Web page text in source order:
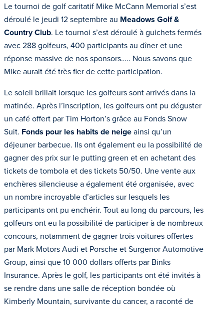
Le tournoi de golf caritatif Mike McCann Memorial s’est
déroulé le jeudi 12 septembre au Meadows Golf &
Country Club. Le tournoi s’est déroulé à guichets fermés
avec 288 golfeurs, 400 participants au dîner et une
réponse massive de nos sponsors….. Nous savons que
Mike aurait été très fier de cette participation.
Le soleil brillait lorsque les golfeurs sont arrivés dans la
matinée. Après l’inscription, les golfeurs ont pu déguster
un café offert par Tim Horton’s grâce au Fonds Snow
Suit. Fonds pour les habits de neigeainsi qu’un
déjeuner barbecue. Ils ont également eu la possibilité de
gagner des prix sur le putting green et en achetant des
tickets de tombola et des tickets 50/50. Une vente aux
enchères silencieuse a également été organisée, avec
un nombre incroyable d’articles sur lesquels les
participants ont pu enchérir. Tout au long du parcours, les
golfeurs ont eu la possibilité de participer à de nombreux
concours, notamment de gagner trois voitures offertes
par Mark Motors Audi et Porsche et Surgenor Automotive
Group, ainsi que 10 000 dollars offerts par Binks
Insurance. Après le golf, les participants ont été invités à
se rendre dans une salle de réception bondée où
Kimberly Mountain, survivante du cancer, a raconté de